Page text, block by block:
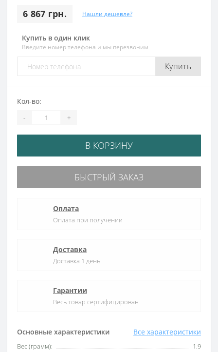
6 867 грн. Нашли дешевле?
Купить в один клик
Введите номер телефона и мы перезвоним
Купить
Основные характеристики Все характеристики
Вес (грамм):
1.9
Кол-во:
- +
В КОРЗИНУ
БЫСТРЫЙ ЗАКАЗ
Оплата
Оплата при получении
Доставка
Доставка 1 день
Гарантии
Весь товар сертифицирован